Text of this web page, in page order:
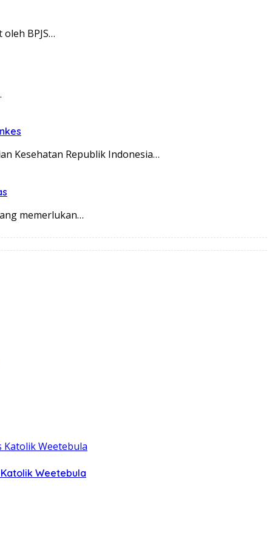
BPJS…
Kesehatan Republik Indonesia…
memerlukan…
Weetebula